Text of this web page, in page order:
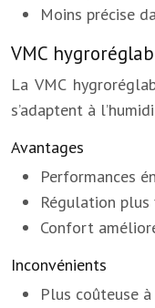
Moins précise
VMC
La VMC
s’adaptent à
Avantages
Performances
Régulation
Confort
Inconvénients
Plus coûteuse à